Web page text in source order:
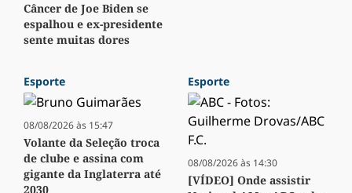
Câncer de Joe Biden se
espalhou e ex-presidente
sente muitas dores
Esporte
08/08/2026 às 15:47
Volante da Seleção troca
de clube e assina com
gigante da Inglaterra até
2030
Esporte
08/08/2026 às 14:30
[VÍDEO] Onde assistir